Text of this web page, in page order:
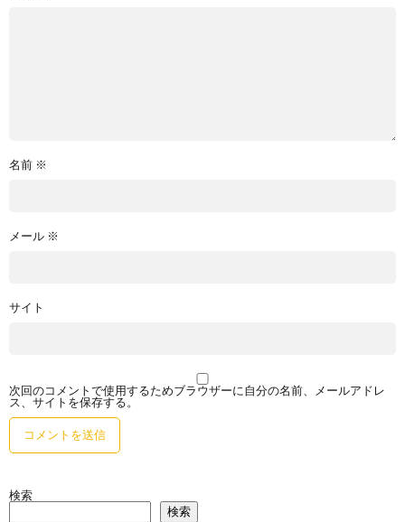
名前 ※
メール ※
サイト
次回のコメントで使用するためブラウザーに自分の名前、メールアドレ
ス、サイトを保存する。
検索
検索